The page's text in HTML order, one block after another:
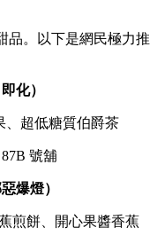
品。以下是網民極力推
化）
、超低糖質伯爵茶
號舖
爆燈）
煎餅、開心果醬香蕉